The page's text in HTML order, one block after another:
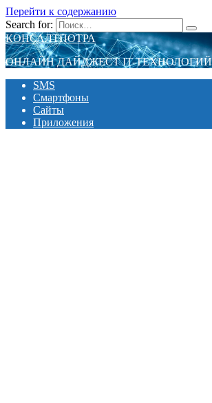
Перейти к содержанию
Search for:
КОНСАЛТПОТРА
ОНЛАЙН ДАЙДЖЕСТ IT-ТЕХНОЛОГИЙ
SMS
Смартфоны
Сайты
Приложения